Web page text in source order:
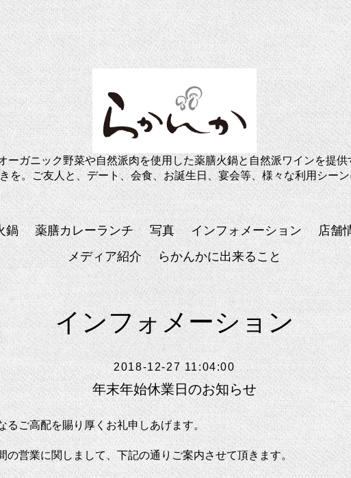
ーガニック野菜や自然派肉を使用した薬膳火鍋と自然派ワインを提
を。ご友人と、デート、会食、お誕生日、宴会等、様々な利用シー
鍋 薬膳カレーランチ 写真 インフォメーション 店舗
メディア紹介
らかんかに出来ること
インフォメーション
2018-12-27 11:04:00
年末年始休業日のお知らせ
るご高配を賜り厚くお礼申しあげます。
の営業に関しまして、下記の通りご案内させて頂きます。